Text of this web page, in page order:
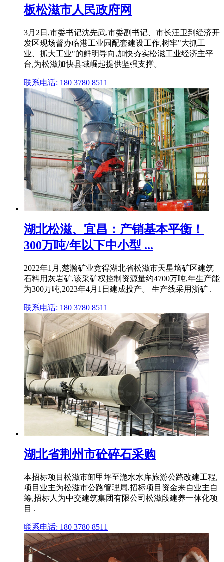
板松滋市人民政府网
3月2日,市委书记沈先武,市委副书记、市长汪卫到经济开
发区现场督办临港工业园配套建设工作,树牢"大抓工
业、抓大工业"的鲜明导向,加快夯实松滋工业经济主平
台,为松滋加快县域崛起提供坚强支撑。
联系电话: 180 3780 8511
湖北松滋、宜昌：产销基本平衡！
300万吨/年以下中小型 ...
2022年1月,楚瀚矿业竞得湖北省松滋市天星垴矿区建筑
石料用灰岩矿,该采矿权控制资源量约4700万吨,年生产能
为300万吨,2023年4月1日建成投产。 生产线采用浙矿 .
联系电话: 180 3780 8511
湖北省荆州市砼碎石采购
本招标项目松滋市卸甲坪至洈水水库旅游公路改建工程,
项目业主为松滋市公路管理局,招标项目资金来自业主自
筹,招标人为中交建筑集团有限公司松滋段建养一体化项
目 .
联系电话: 180 3780 8511